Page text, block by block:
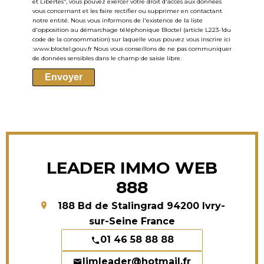
vous concernant et les faire rectifier ou supprimer en contactant
notre entité. Nous vous informons de l'existence de la liste
d'opposition au démarchage téléphonique Bloctel (article L223-1du
code de la consommation) sur laquelle vous pouvez vous inscrire ici
:www.bloctel.gouv.fr Nous vous conseillons de ne pas communiquer
de données sensibles dans le champ de saisie libre.
Envoyer
LEADER IMMO WEB
888
188 Bd de Stalingrad 94200Ivry-
sur-Seine France
01 46 58 88 88
limleader@hotmail.fr